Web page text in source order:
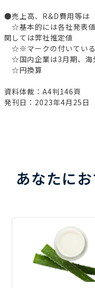
●売上高、R&D費用等は
☆基本的には各社発表
関しては弊社推定値
☆※マークの付いている
☆国内企業は3月期、海
☆円換算
資料体裁：A4判146頁
発刊日：2023年4月25日
あなたに